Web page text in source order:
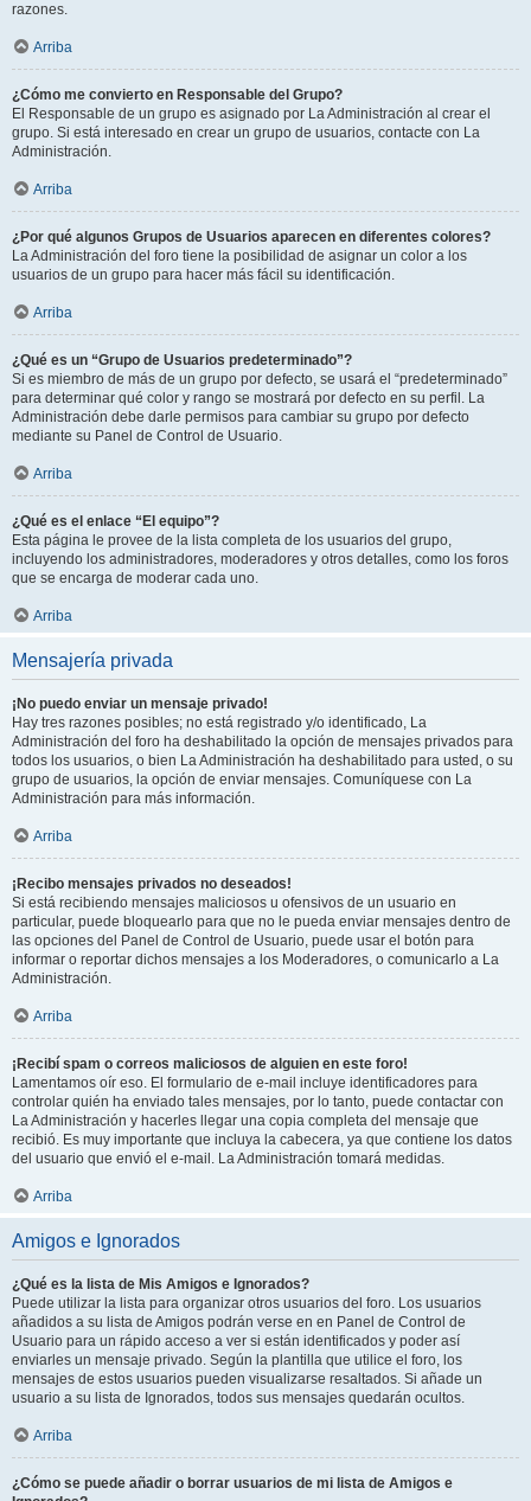
razones.
Arriba
¿Cómo me convierto en Responsable del Grupo?
El Responsable de un grupo es asignado por La Administración al crear el
grupo. Si está interesado en crear un grupo de usuarios, contacte con La
Administración.
Arriba
¿Por qué algunos Grupos de Usuarios aparecen en diferentes colores?
La Administración del foro tiene la posibilidad de asignar un color a los
usuarios de un grupo para hacer más fácil su identificación.
Arriba
¿Qué es un “Grupo de Usuarios predeterminado”?
Si es miembro de más de un grupo por defecto, se usará el “predeterminado”
para determinar qué color y rango se mostrará por defecto en su perfil. La
Administración debe darle permisos para cambiar su grupo por defecto
mediante su Panel de Control de Usuario.
Arriba
¿Qué es el enlace “El equipo”?
Esta página le provee de la lista completa de los usuarios del grupo,
incluyendo los administradores, moderadores y otros detalles, como los foros
que se encarga de moderar cada uno.
Arriba
Mensajería privada
¡No puedo enviar un mensaje privado!
Hay tres razones posibles; no está registrado y/o identificado, La
Administración del foro ha deshabilitado la opción de mensajes privados para
todos los usuarios, o bien La Administración ha deshabilitado para usted, o su
grupo de usuarios, la opción de enviar mensajes. Comuníquese con La
Administración para más información.
Arriba
¡Recibo mensajes privados no deseados!
Si está recibiendo mensajes maliciosos u ofensivos de un usuario en
particular, puede bloquearlo para que no le pueda enviar mensajes dentro de
las opciones del Panel de Control de Usuario, puede usar el botón para
informar o reportar dichos mensajes a los Moderadores, o comunicarlo a La
Administración.
Arriba
¡Recibí spam o correos maliciosos de alguien en este foro!
Lamentamos oír eso. El formulario de e-mail incluye identificadores para
controlar quién ha enviado tales mensajes, por lo tanto, puede contactar con
La Administración y hacerles llegar una copia completa del mensaje que
recibió. Es muy importante que incluya la cabecera, ya que contiene los datos
del usuario que envió el e-mail. La Administración tomará medidas.
Arriba
Amigos e Ignorados
¿Qué es la lista de Mis Amigos e Ignorados?
Puede utilizar la lista para organizar otros usuarios del foro. Los usuarios
añadidos a su lista de Amigos podrán verse en en Panel de Control de
Usuario para un rápido acceso a ver si están identificados y poder así
enviarles un mensaje privado. Según la plantilla que utilice el foro, los
mensajes de estos usuarios pueden visualizarse resaltados. Si añade un
usuario a su lista de Ignorados, todos sus mensajes quedarán ocultos.
Arriba
¿Cómo se puede añadir o borrar usuarios de mi lista de Amigos e